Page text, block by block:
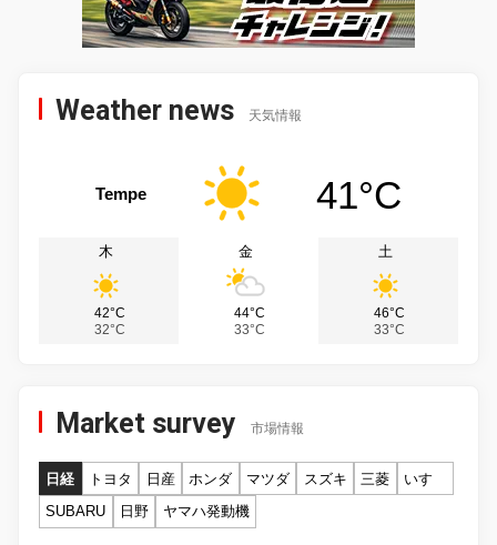
Weather news 天気情報
Tempe 41°C
木
42°C
32°C
金
44°C
33°C
土
46°C
33°C
Market survey 市場情報
日経 トヨタ 日産 ホンダ マツダ スズキ 三菱
いすゞ
SUBARU
日野 ヤマハ発動機